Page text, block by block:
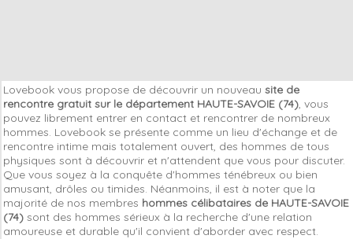
Lovebook vous propose de découvrir un nouveau site de
rencontre gratuit sur le département HAUTE-SAVOIE (74), vous
pouvez librement entrer en contact et rencontrer de nombreux
hommes. Lovebook se présente comme un lieu d'échange et de
rencontre intime mais totalement ouvert, des hommes de tous
physiques sont à découvrir et n'attendent que vous pour discuter.
Que vous soyez à la conquête d'hommes ténébreux ou bien
amusant, drôles ou timides. Néanmoins, il est à noter que la
majorité de nos membres hommes célibataires de HAUTE-SAVOIE
(74) sont des hommes sérieux à la recherche d'une relation
amoureuse et durable qu'il convient d'aborder avec respect.